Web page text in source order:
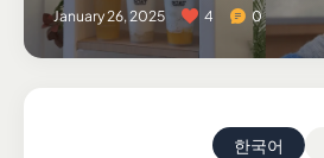
January 26, 2025 4 0
한국어